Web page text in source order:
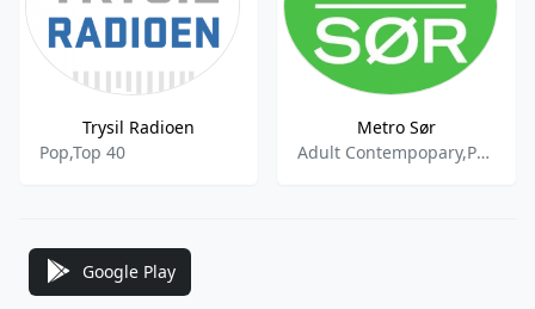
Trysil Radioen
Pop,Top 40
Metro Sør
Adult Contempopary,Pop,Rock,Top 40
Google Play